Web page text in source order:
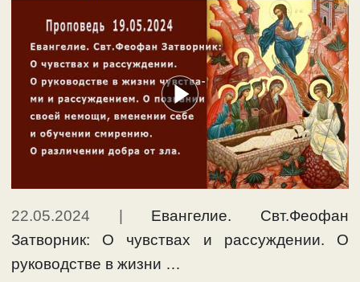
22.05.2024 | Евангелие. Свт.Феофан
Затворник: О чувствах и рассуждении. О
руководстве в жизни …